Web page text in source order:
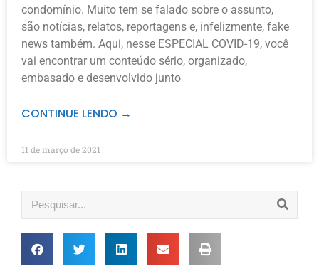
condomínio. Muito tem se falado sobre o assunto,
são notícias, relatos, reportagens e, infelizmente, fake
news também. Aqui, nesse ESPECIAL COVID-19, você
vai encontrar um conteúdo sério, organizado,
embasado e desenvolvido junto
CONTINUE LENDO →
11 de março de 2021